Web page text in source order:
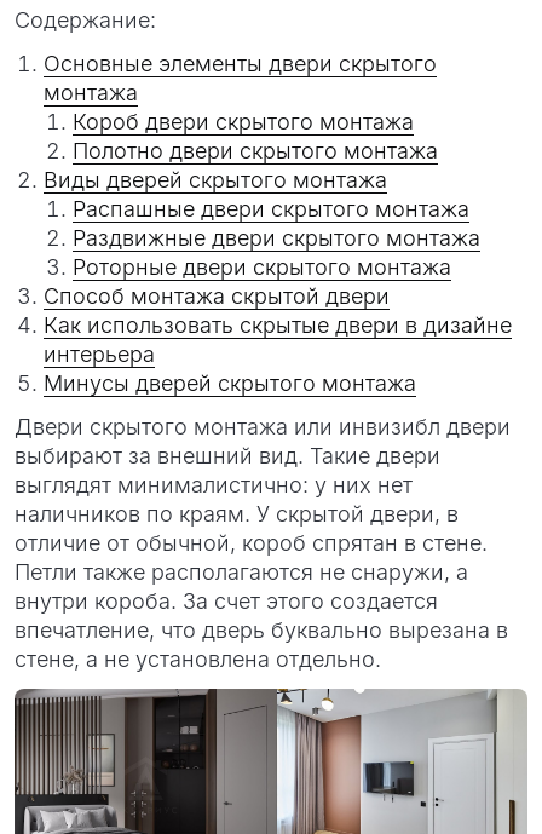
Содержание:
Основные элементы двери скрытого
монтажа
Короб двери скрытого монтажа
Полотно двери скрытого монтажа
Виды дверей скрытого монтажа
Распашные двери скрытого монтажа
Раздвижные двери скрытого монтажа
Роторные двери скрытого монтажа
Способ монтажа скрытой двери
Как использовать скрытые двери в дизайне
интерьера
Минусы дверей скрытого монтажа
Двери скрытого монтажа или инвизибл двери
выбирают за внешний вид. Такие двери
выглядят минималистично: у них нет
наличников по краям. У скрытой двери, в
отличие от обычной, короб спрятан в стене.
Петли также располагаются не снаружи, а
внутри короба. За счет этого создается
впечатление, что дверь буквально вырезана в
стене, а не установлена отдельно.